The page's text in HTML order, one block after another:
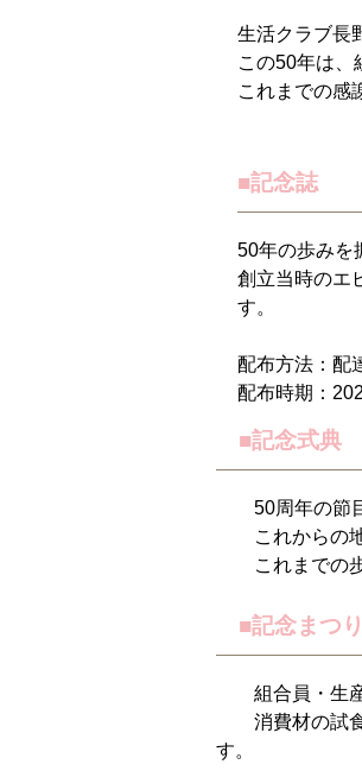
生活クラブ長
この50年は、
これまでの感
■記念誌
50年の歩みを
創立当時のエ
す。
配布方法：配
配布時期：
■記念式典
50周年の節目
これからの地
これまでの歩
■記念まつり
組合員・生産
消費材の試食
す。